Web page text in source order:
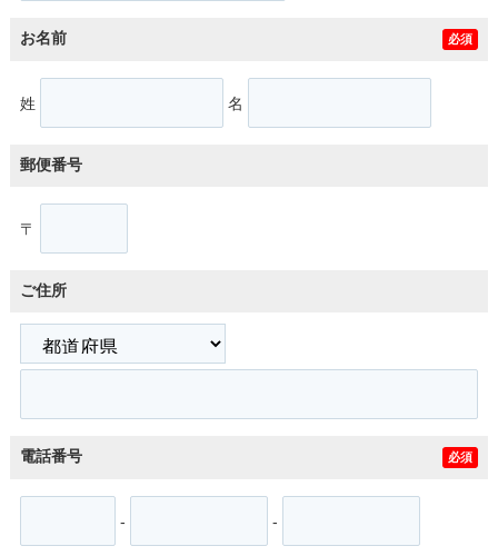
お名前 必須
姓 名
郵便番号
〒
ご住所
電話番号 必須
- -